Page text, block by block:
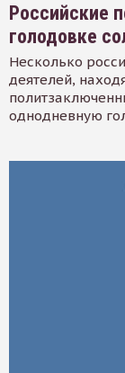
Российские
голодовке
Несколько
деятелей,
однодневную